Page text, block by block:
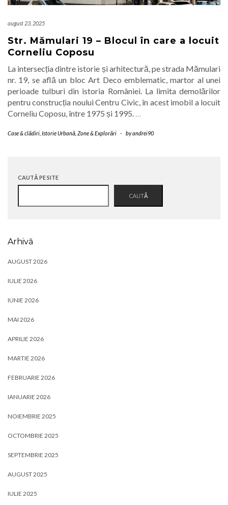
august 23, 2025
Str. Mămulari 19 – Blocul în care a locuit
Corneliu Coposu
La intersecția dintre istorie și arhitectură, pe strada Mămulari
nr. 19, se află un bloc Art Deco emblematic, martor al unei
perioade tulburi din istoria României. La limita demolărilor
pentru construcția noului Centru Civic, în acest imobil a locuit
Corneliu Coposu, între 1975 și 1995. …
Case & clădiri Istorie Urbană Zone & Explorări - byandrei90
CAUTĂ PE SITE
CAUTĂ
Arhivă
AUGUST 2026
IULIE 2026
IUNIE 2026
MAI 2026
APRILIE 2026
MARTIE 2026
FEBRUARIE 2026
IANUARIE 2026
NOIEMBRIE 2025
OCTOMBRIE 2025
SEPTEMBRIE 2025
AUGUST 2025
IULIE 2025